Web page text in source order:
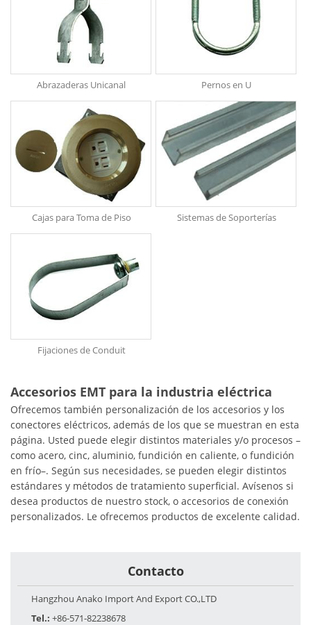
Abrazaderas Unicanal Pernos en U
Cajas para Toma de Piso Sistemas de Soporterías
Fijaciones de Conduit
Accesorios EMT para la industria eléctrica
Ofrecemos también personalización de los accesorios y los
conectores eléctricos, además de los que se muestran en esta
página. Usted puede elegir distintos materiales y/o procesos –
como acero, cinc, aluminio, fundición en caliente, o fundición
en frío–. Según sus necesidades, se pueden elegir distintos
estándares y métodos de tratamiento superficial. Avísenos si
desea productos de nuestro stock, o accesorios de conexión
personalizados. Le ofrecemos productos de excelente calidad.
Contacto
Hangzhou Anako Import And Export CO.,LTD
Tel.: +86-571-82238678